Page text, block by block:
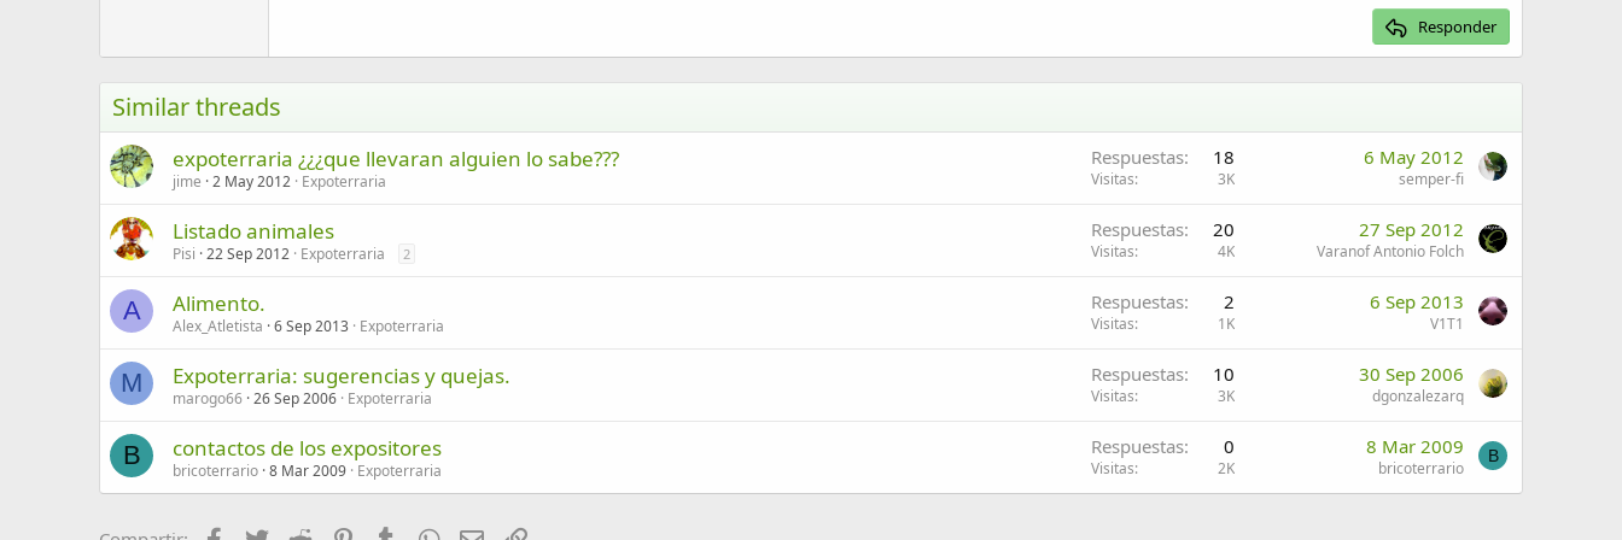
Times New Roman
Verdana
Responder
Similar threads
expoterraria ¿¿¿que llevaran alguien lo sabe???
jime 2 May 2012 Expoterraria
Respuestas 18
Visitas 3K
6 May 2012
semper-fi
Listado animales
Pisi 22 Sep 2012 Expoterraria 2
Respuestas 20
Visitas 4K
27 Sep 2012
Varanof Antonio Folch
A Alimento.
Alex_Atletista 6 Sep 2013 Expoterraria
Respuestas 2
Visitas 1K
6 Sep 2013
V1T1
M Expoterraria: sugerencias y quejas.
marogo66 26 Sep 2006 Expoterraria
Respuestas 10
Visitas 3K
30 Sep 2006
dgonzalezarq
B contactos de los expositores
bricoterrario 8 Mar 2009 Expoterraria
Respuestas 0
Visitas 2K
8 Mar 2009
bricoterrario
B